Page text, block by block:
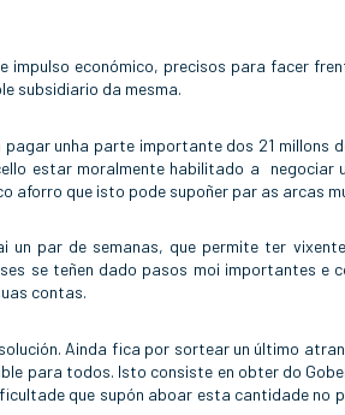
impulso económico, precisos para facer
subsidiario da mesma.
unha parte importante dos 21 millons
estar moralmente habilitado a negociar
aforro que isto pode supoñer par as arcas
par de semanas, que permite ter
se teñen dado pasos moi importantes e
contas.
Ainda fica por sortear un último
para todos. Isto consiste en obter do
que supón aboar esta cantidade no